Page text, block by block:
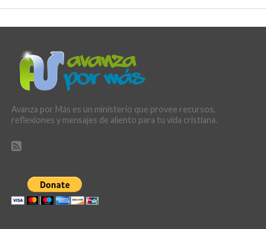
Avanza por Más es un ministerio que provee recursos,
reflexiones y mensajes de aliento para tu vida cristiana.